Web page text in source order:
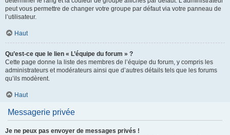
peut vous permettre de changer votre groupe par défaut via votre panneau de
l’utilisateur.
Haut
Qu’est-ce que le lien « L’équipe du forum » ?
Cette page donne la liste des membres de l’équipe du forum, y compris les
administrateurs et modérateurs ainsi que d’autres détails tels que les forums
qu’ils modèrent.
Haut
Messagerie privée
Je ne peux pas envoyer de messages privés !